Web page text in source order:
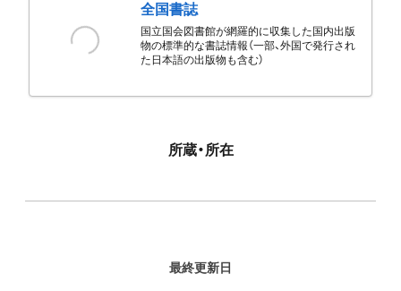
全国書誌
国立国会図書館が網羅的に収集した国内出版
物の標準的な書誌情報（一部、外国で発行され
た日本語の出版物も含む）
所蔵・所在
最終更新日